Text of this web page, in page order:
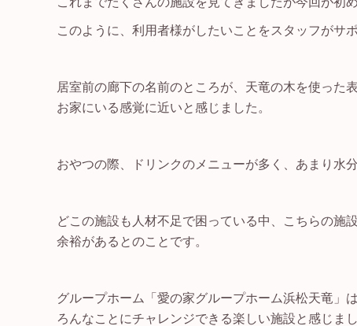
このように、利用者様がしたいことをスタッフがサ
居室前の廊下の名前のところが、天竜の木を使った
お家にいる感覚に近いと感じました。
おやつの際、ドリンクのメニューが多く、あまり水
どこの施設も人材不足で困っている中、こちらの施
余裕があるとのことです。
グループホーム「愛の家グループホーム浜松天竜」
ろんなことにチャレンジできる楽しい施設と感じまし